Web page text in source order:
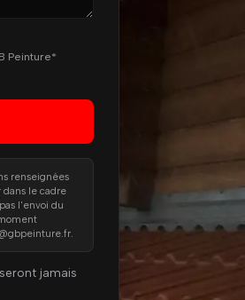
Peinture*
renseignées
le cadre
l'envoi du
jamais